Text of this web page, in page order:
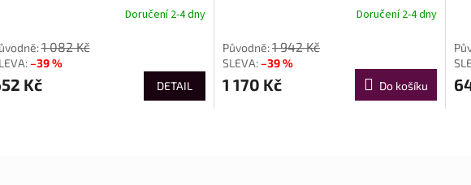
Doručení 2-4 dny
1 082 Kč
–39 %
Kč DETAIL
Doručení 2-4 dny
1 942 Kč
–39 %
1 170 Kč Do košíku